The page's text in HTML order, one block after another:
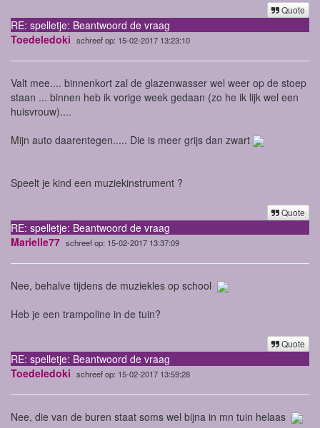
Quote
RE: spelletje: Beantwoord de vraag
Toedeledoki schreef op: 15-02-2017 13:23:10
Valt mee.... binnenkort zal de glazenwasser wel weer op de stoep
staan ... binnen heb ik vorige week gedaan (zo he ik lijk wel een
huisvrouw)....
Mijn auto daarentegen..... Die is meer grijs dan zwart
Speelt je kind een muziekinstrument ?
Quote
RE: spelletje: Beantwoord de vraag
Marielle77 schreef op: 15-02-2017 13:37:09
Nee, behalve tijdens de muziekles op school
Heb je een trampoline in de tuin?
Quote
RE: spelletje: Beantwoord de vraag
Toedeledoki schreef op: 15-02-2017 13:59:28
Nee, die van de buren staat soms wel bijna in mn tuin helaas